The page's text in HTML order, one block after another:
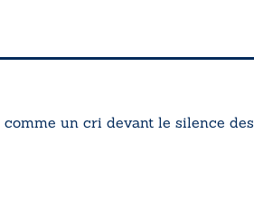
un cri devant le silence des